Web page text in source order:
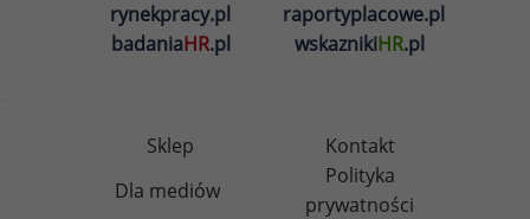
rynekpracy.pl
raportyplacowe.pl
badaniaHR.pl wskaznikiHR.pl
Sklep
Kontakt
Dla mediów
Polityka
prywatności